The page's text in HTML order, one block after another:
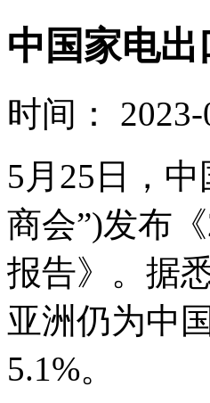
中国家电
时间： 2023-
5月25日，
商会”)发布
报告》。据
亚洲仍为中
5.1%。